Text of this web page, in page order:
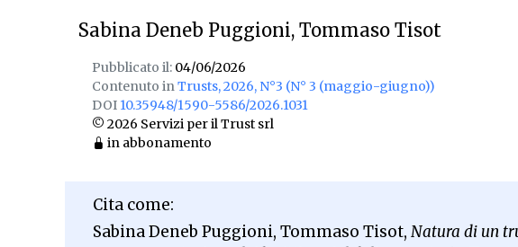
Sabina Deneb Puggioni, Tommaso Tisot
Pubblicato il: 04/06/2026
Contenuto inTrusts, 2026, N°3 (N° 3 (maggio-giugno))
DOI 10.35948/1590-5586/2026.1031
© 2026 Servizi per il Trust srl
in abbonamento
Cita come:
Sabina Deneb Puggioni, Tommaso Tisot, Natura di un